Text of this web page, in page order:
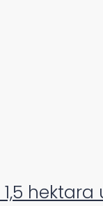
hektara